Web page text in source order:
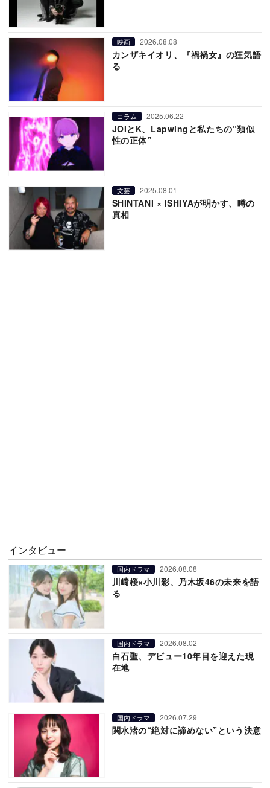
映画 2026.08.08
カンザキイオリ、『禍禍女』の狂気語
る
コラム 2025.06.22
JOIとK、Lapwingと私たちの“類似
性の正体”
文芸 2025.08.01
SHINTANI × ISHIYAが明かす、噂の
真相
インタビュー
国内ドラマ 2026.08.08
川﨑桜×小川彩、乃木坂46の未来を語
る
国内ドラマ 2026.08.02
白石聖、デビュー10年目を迎えた現
在地
国内ドラマ 2026.07.29
関水渚の“絶対に諦めない”という決意